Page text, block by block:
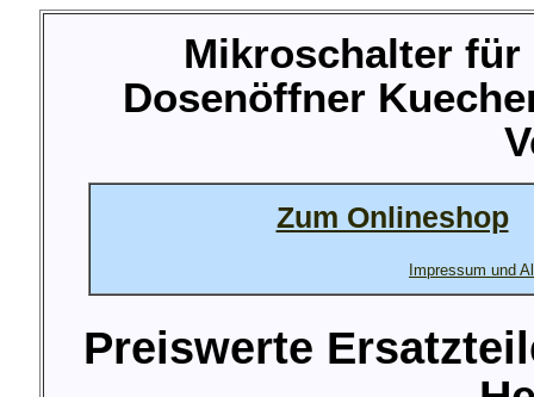
Mikroschalter
Dosenöffner
Zum Onlineshop
Impressum und
Preiswerte